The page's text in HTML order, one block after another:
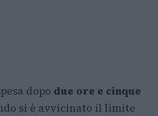
dopo due ore e cinque
si è avvicinato il limite